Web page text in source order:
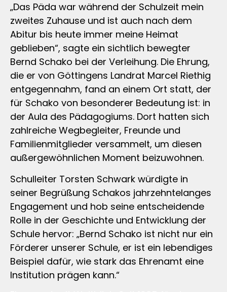
„Das Päda war während der Schulzeit mein
zweites Zuhause und ist auch nach dem
Abitur bis heute immer meine Heimat
geblieben“, sagte ein sichtlich bewegter
Bernd Schako bei der Verleihung. Die Ehrung,
die er von Göttingens Landrat Marcel Riethig
entgegennahm, fand an einem Ort statt, der
für Schako von besonderer Bedeutung ist: in
der Aula des Pädagogiums. Dort hatten sich
zahlreiche Wegbegleiter, Freunde und
Familienmitglieder versammelt, um diesen
außergewöhnlichen Moment beizuwohnen.
Schulleiter Torsten Schwark würdigte in
seiner Begrüßung Schakos jahrzehntelanges
Engagement und hob seine entscheidende
Rolle in der Geschichte und Entwicklung der
Schule hervor: „Bernd Schako ist nicht nur ein
Förderer unserer Schule, er ist ein lebendiges
Beispiel dafür, wie stark das Ehrenamt eine
Institution prägen kann.“